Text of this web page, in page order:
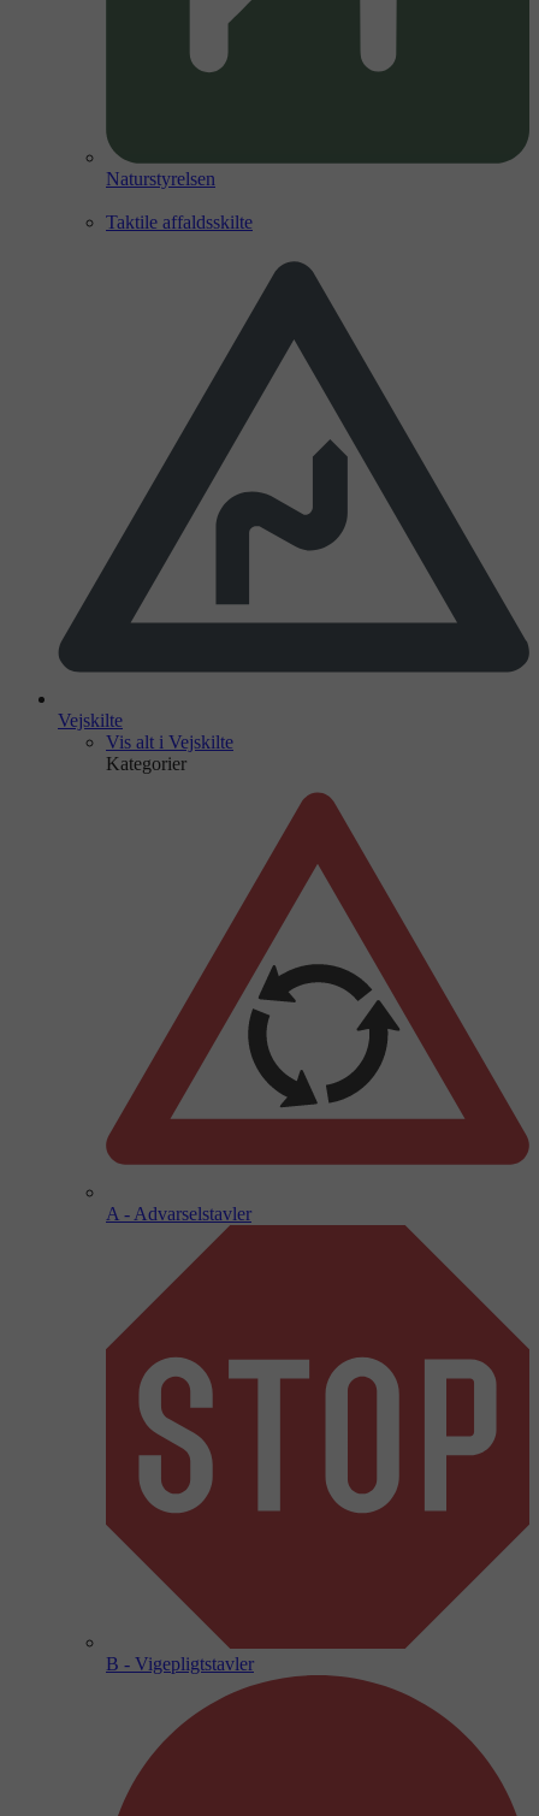
Naturstyrelsen
Taktile affaldsskilte
Vejskilte
Vis alt i Vejskilte
Kategorier
A - Advarselstavler
B - Vigepligtstavler